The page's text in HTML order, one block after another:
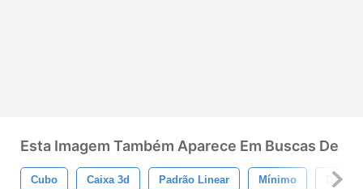
Esta Imagem Também Aparece Em Buscas De
Cubo Caixa 3d Padrão Linear Mínimo